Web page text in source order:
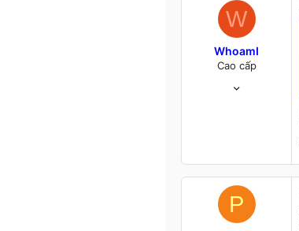
W
WhoamI
Cao cấp
Cố lên, cứ đi rồi sẽ tới!
Truy cập trang
P